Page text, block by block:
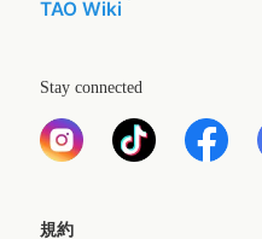
TAO Wiki
Stay connected
規約